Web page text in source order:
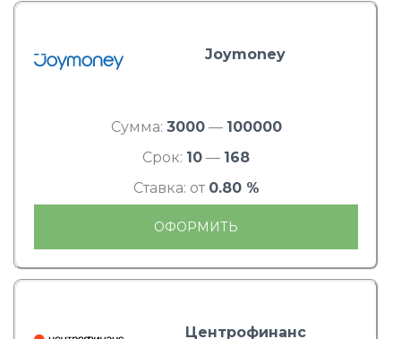
Joymoney
Сумма: 3000— 100000
Срок: 10 — 168
Ставка: от 0.80 %
ОФОРМИТЬ
Центрофинанс